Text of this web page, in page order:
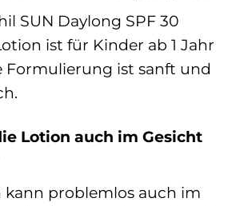
SUN Daylong SPF 30
ist für Kinder ab 1 Jahr
Formulierung ist sanft und
Lotion auch im Gesicht
kann problemlos auch im